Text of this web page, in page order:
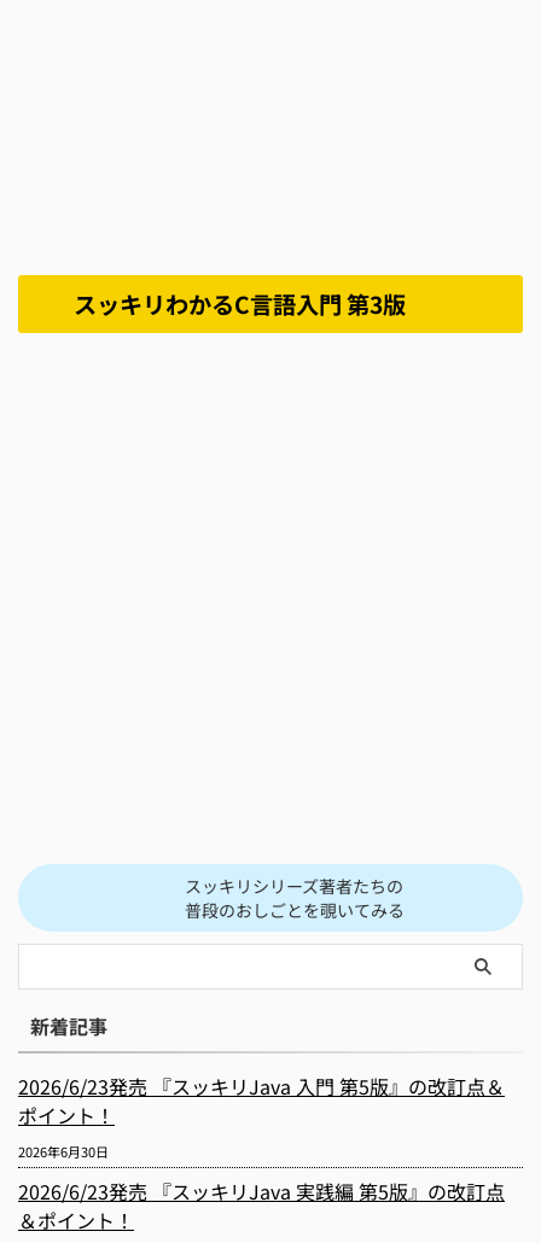
スッキリわかるC言語入門 第3版
スッキリシリーズ著者たちの
普段のおしごとを覗いてみる
新着記事
2026/6/23発売 『スッキリJava 入門 第5版』の改訂点＆
ポイント！
2026年6月30日
2026/6/23発売 『スッキリJava 実践編 第5版』の改訂点
＆ポイント！